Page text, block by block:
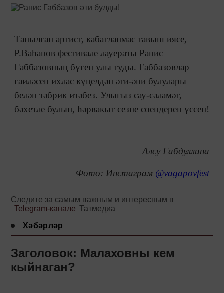
Танылган артист, кабатланмас тавыш иясе,
Р.Ваһапов фестивале лауераты Ранис
Габбазовның бүген улы туды. Габбазовлар
гаиләсен ихлас күңелдән әти-әни булулары
белән тәбрик итәбез. Улыгыз сау-сәламәт,
бәхетле булып, һәрвакыт сезне сөендереп үссен!
Алсу Габдуллина
Фото: Инстаграм @vagapovfest
Следите за самым важным и интересным в
Telegram-канале Татмедиа
Хәбәрләр
Заголовок: Малаховны кем
кыйнаган?